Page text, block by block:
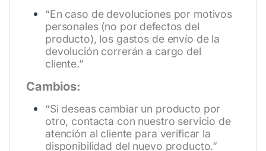
“En caso de devoluciones por motivos
personales (no por defectos del
producto), los gastos de envío de la
devolución correrán a cargo del
cliente.”
Cambios:
“Si deseas cambiar un producto por
otro, contacta con nuestro servicio de
atención al cliente para verificar la
disponibilidad del nuevo producto.”